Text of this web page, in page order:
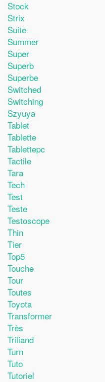
Stock
Strix
Suite
Summer
Super
Superb
Superbe
Switched
Switching
Szyuya
Tablet
Tablette
Tablettepc
Tactile
Tara
Tech
Test
Teste
Testoscope
Thin
Tier
Top5
Touche
Tour
Toutes
Toyota
Transformer
Très
Triliand
Turn
Tuto
Tutoriel